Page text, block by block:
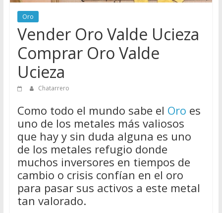
Chatarreros
para
vender
Chatarra
Oro
Vender Oro Valde Ucieza
Comprar Oro Valde
Ucieza
Chatarrero
Como todo el mundo sabe el Oro es
uno de los metales más valiosos
que hay y sin duda alguna es uno
de los metales refugio donde
muchos inversores en tiempos de
cambio o crisis confían en el oro
para pasar sus activos a este metal
tan valorado.